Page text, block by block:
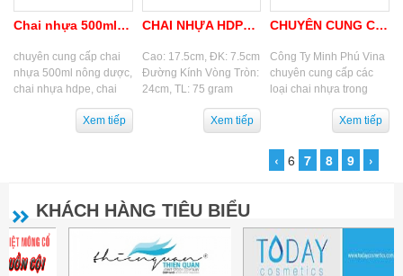
Chai nhựa 500ml nông dược
chuyên cung cấp chai
nhựa 500ml nông dược,
chai nhựa hdpe, chai
bảo vệ thực vật, chai
nhựa dược phẩm...
CHAI NHỰA HDPE GIÁ RẺ TOÀN QUỐC
Cao: 17.5cm, ĐK: 7.5cm
Đường Kính Vòng Tròn:
24cm, TL: 75 gram
CHUYÊN CUNG CẤP CHAI NHỰA
Công Ty Minh Phú Vina
chuyên cung cấp các
loại chai nhựa trong
nhau, Các bạn có thể
liên hệ đến Cty Chúng...
‹ 6 7 8 9 ›
KHÁCH HÀNG TIÊU BIỂU